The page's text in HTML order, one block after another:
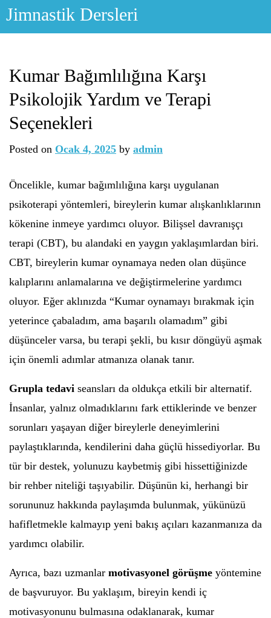
Skip
Jimnastik Dersleri
Kumar Bağımlılığına Karşı
Psikolojik Yardım ve Terapi
Seçenekleri
Posted on Ocak 4, 2025 by admin
Öncelikle, kumar bağımlılığına karşı uygulanan
psikoterapi yöntemleri, bireylerin kumar alışkanlıklarının
kökenine inmeye yardımcı oluyor. Bilişsel davranışçı
terapi (CBT), bu alandaki en yaygın yaklaşımlardan biri.
CBT, bireylerin kumar oynamaya neden olan düşünce
kalıplarını anlamalarına ve değiştirmelerine yardımcı
oluyor. Eğer aklınızda “Kumar oynamayı bırakmak için
yeterince çabaladım, ama başarılı olamadım” gibi
düşünceler varsa, bu terapi şekli, bu kısır döngüyü aşmak
için önemli adımlar atmanıza olanak tanır.
Grupla tedavi seansları da oldukça etkili bir alternatif.
İnsanlar, yalnız olmadıklarını fark ettiklerinde ve benzer
sorunları yaşayan diğer bireylerle deneyimlerini
paylaştıklarında, kendilerini daha güçlü hissediyorlar. Bu
tür bir destek, yolunuzu kaybetmiş gibi hissettiğinizde
bir rehber niteliği taşıyabilir. Düşünün ki, herhangi bir
sorununuz hakkında paylaşımda bulunmak, yükünüzü
hafifletmekle kalmayıp yeni bakış açıları kazanmanıza da
yardımcı olabilir.
Ayrıca, bazı uzmanlar motivasyonel görüşme yöntemine
de başvuruyor. Bu yaklaşım, bireyin kendi iç
motivasyonunu bulmasına odaklanarak, kumar